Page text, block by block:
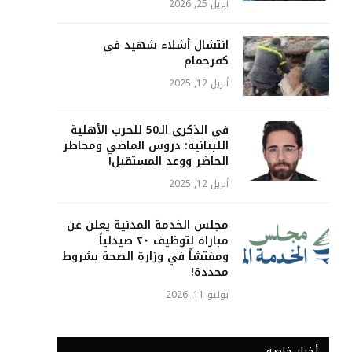
أبريل 25, 2026
انتشال أشلاء شهيد في
كفرحمام
أبريل 12, 2025
في الذكرى الـ50 للحرب الأهلية
اللبنانية: دروس الماضي ومخاطر
الحاضر ووعد المستقبل!
أبريل 12, 2025
مجلس الخدمة المدنية يعلن عن
مباراة لتوظيف ٢٠ صيدلياً
ومفتشاً في وزارة الصحة بشروط
محددة!
يوليو 11, 2026